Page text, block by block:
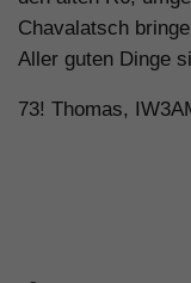
Chavalatsch
Aller guten Dinge
73! Thomas,